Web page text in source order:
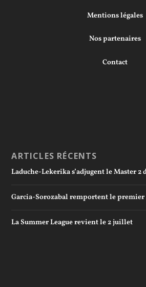
Mentions légales
Nos partenaires
Contact
ARTICLES RÉCENTS
Laduche-Lekerika s’adjugent le Master 2
Garcia-Sorozabal remportent le premier
La Summer League revient le 2 juillet